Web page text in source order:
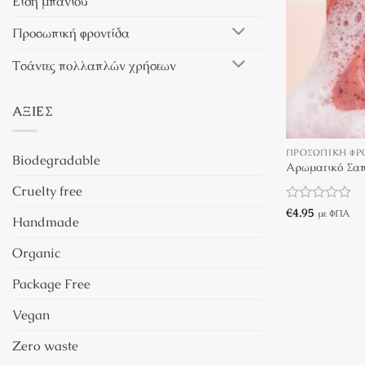
Προσωπική φροντίδα
Τσάντες πολλαπλών χρήσεων
ΑΞΊΕΣ
Biodegradable
Cruelty free
Handmade
Organic
Package Free
Vegan
Zero waste
ΠΡΟΣΩΠΙΚΉ
Αρωματικό
Βαθμολογήθηκε
€4.95 με ΦΠΑ